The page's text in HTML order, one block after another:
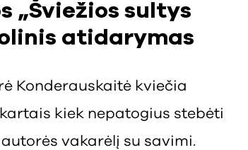
„Šviežios sultys
atidarymas
Konderauskaitė kviečia
kiek nepatogius stebėti
vakarėlį su savimi.